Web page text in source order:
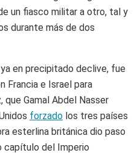
un fiasco militar a otro, tal y
durante más de dos
en precipitado declive, fue
Francia e Israel para
que Gamal Abdel Nasser
forzado los tres países
esterlina británica dio paso
capítulo del Imperio